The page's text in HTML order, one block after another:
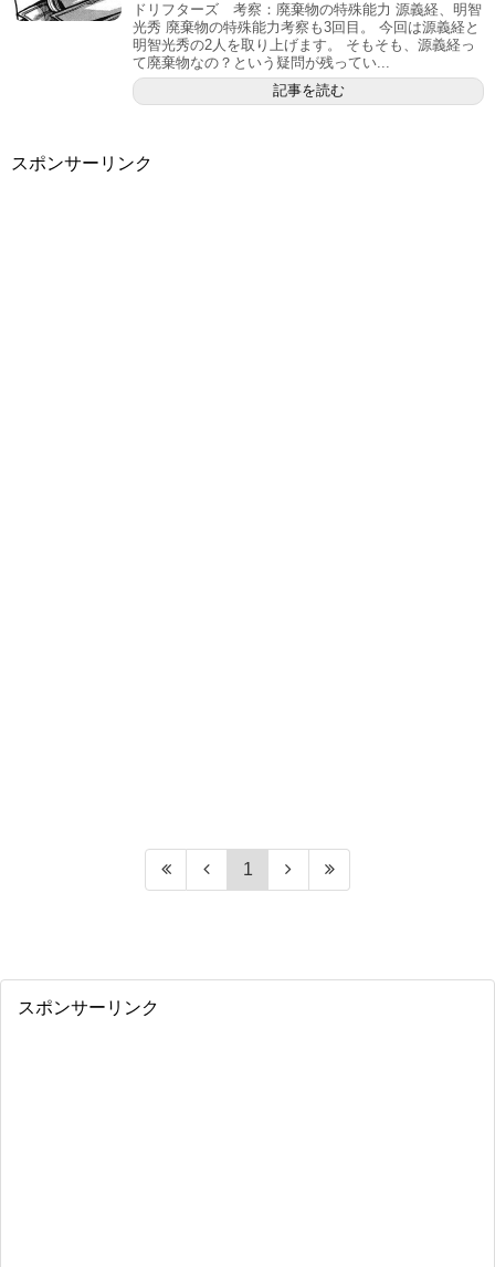
ドリフターズ 考察：廃棄物の特殊能力 源義経、明智
光秀 廃棄物の特殊能力考察も3回目。 今回は源義経と
明智光秀の2人を取り上げます。 そもそも、源義経っ
て廃棄物なの？という疑問が残ってい...
記事を読む
スポンサーリンク
1
スポンサーリンク